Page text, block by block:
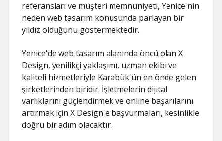
referansları ve müşteri memnuniyeti, Yenice'nin
neden web tasarım konusunda parlayan bir
yıldız olduğunu göstermektedir.
Yenice'de web tasarım alanında öncü olan X
Design, yenilikçi yaklaşımı, uzman ekibi ve
kaliteli hizmetleriyle Karabük'ün en önde gelen
şirketlerinden biridir. İşletmelerin dijital
varlıklarını güçlendirmek ve online başarılarını
artırmak için X Design'e başvurmaları, kesinlikle
doğru bir adım olacaktır.